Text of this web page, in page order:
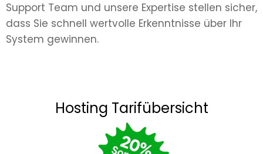
Support Team und unsere Expertise stellen sicher,
dass Sie schnell wertvolle Erkenntnisse über Ihr
System gewinnen.
Hosting Tarifübersicht